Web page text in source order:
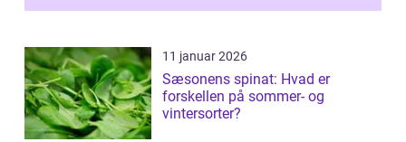
11 januar 2026
Sæsonens spinat: Hvad er
forskellen på sommer- og
vintersorter?